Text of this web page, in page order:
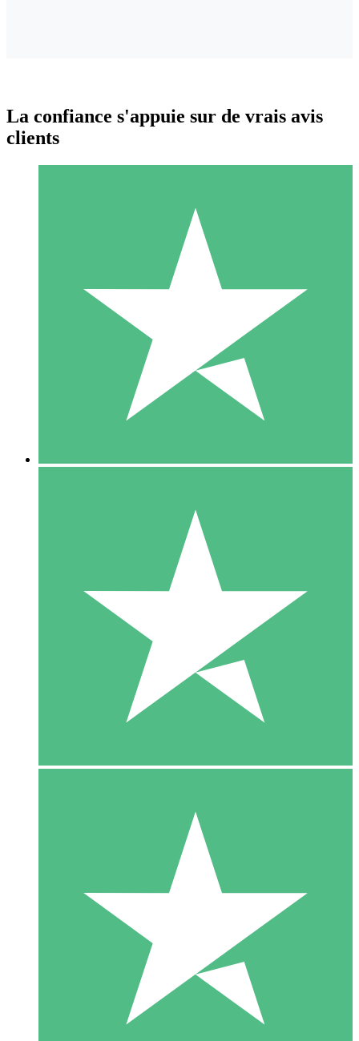
Packs de Crédits Individuels
Payez à l'utilisation avec des crédits de téléchargement. Sans
1 Téléchargement
10 00
10 Téléchargements
20 00
La confiance s'appuie sur de vrais avis
clients